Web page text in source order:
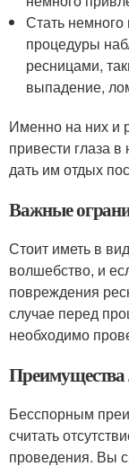
Стать немного
процедуры
ресницами,
выпадение,
Именно на них и
привести глаза
дать им отдых
Важные
Стоит иметь в
волшебство, и
повреждения
случае перед
необходимо
Бесспорным
считать
проведения. Вы